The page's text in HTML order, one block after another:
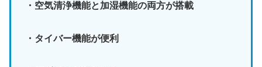
・空気清浄機能と加湿機能の両方が搭載
・タイバー機能が便利